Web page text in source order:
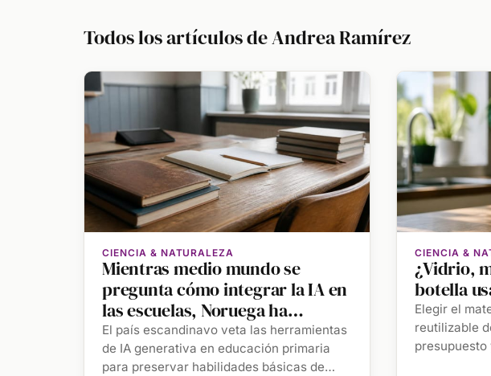
Todos los artículos de Andrea Ramírez
CIENCIA & NATURALEZA
Mientras medio mundo se
pregunta cómo integrar la IA en
las escuelas, Noruega ha
encontrado la respuesta: no
haciéndolo
El país escandinavo veta las herramientas
de IA generativa en educación primaria
para preservar habilidades básicas de
CIENCIA &
¿Vidrio,
botella
Elegir el
reutilizable